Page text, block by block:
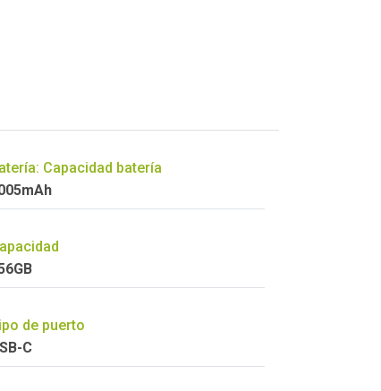
Capacidad batería
de puerto
C